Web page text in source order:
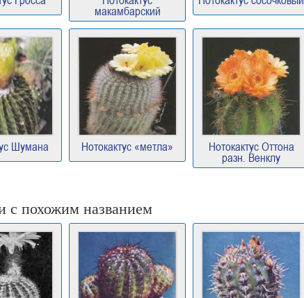
макамбарский
Шумана Нотокактус «метла» Нотокактус Оттона
разн. Венклу
с похожим названием